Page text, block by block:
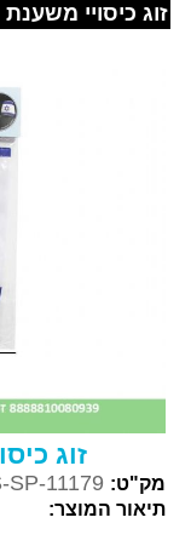
זוג כיסויי
זוג
מק"ט: SP-11179
תיאור המוצר: